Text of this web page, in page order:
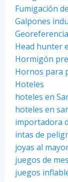
Fumigación
Galpones
Head hunter
Hormigón
Hornos para
Hoteles
hoteles en
hoteles en
importadora
intas de
joyas al
juegos de
juegos